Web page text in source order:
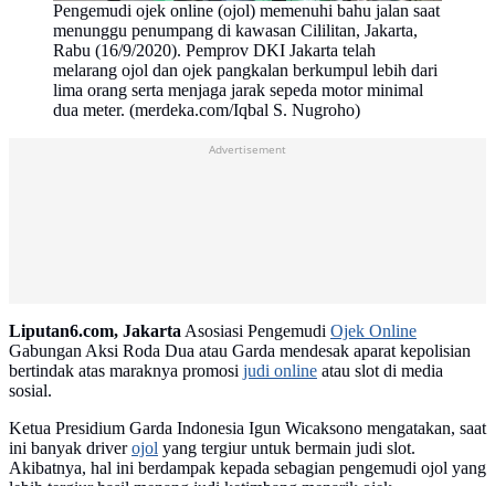
Pengemudi ojek online (ojol) memenuhi bahu jalan saat
menunggu penumpang di kawasan Cililitan, Jakarta,
Rabu (16/9/2020). Pemprov DKI Jakarta telah
melarang ojol dan ojek pangkalan berkumpul lebih dari
lima orang serta menjaga jarak sepeda motor minimal
dua meter. (merdeka.com/Iqbal S. Nugroho)
Advertisement
Liputan6.com, JakartaAsosiasi Pengemudi Ojek Online
Gabungan Aksi Roda Dua atau Garda mendesak aparat kepolisian
bertindak atas maraknya promosi judi online atau slot di media
sosial.
Ketua Presidium Garda Indonesia Igun Wicaksono mengatakan, saat
ini banyak driverojol yang tergiur untuk bermain judi slot.
Akibatnya, hal ini berdampak kepada sebagian pengemudi ojol yang